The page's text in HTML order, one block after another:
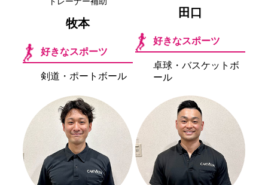
牧本
好きなスポーツ
剣道・ポートボール
田口
好きなスポーツ
卓球・バスケットボ
ール